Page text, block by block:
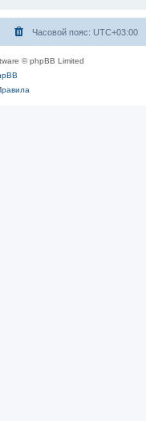
Часовой пояс: UTC+03:00
© phpBB Limited